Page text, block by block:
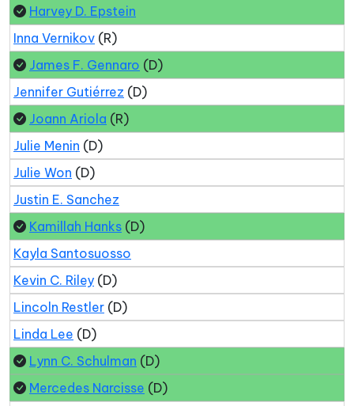
Harvey D. Epstein
Inna Vernikov (R)
James F. Gennaro (D)
Jennifer Gutiérrez (D)
Joann Ariola (R)
Julie Menin (D)
Julie Won (D)
Justin E. Sanchez
Kamillah Hanks (D)
Kayla Santosuosso
Kevin C. Riley (D)
Lincoln Restler (D)
Linda Lee (D)
Lynn C. Schulman (D)
Mercedes Narcisse (D)